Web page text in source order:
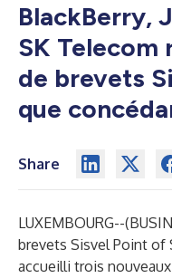
BlackBerry,
SK
de brevets
que
Share
LUXEMBOURG--(
brevets Sisvel Point of
accueilli trois